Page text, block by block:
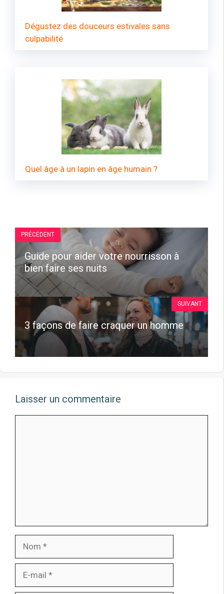
Dégustez des douceurs estivales sans
culpabilité
Quel âge à un lapin en âge humain ?
PRÉCÉDENT
Guide pour aider votre nourrisson à
bien faire ses nuits
3 façons de faire craquer un homme
SUIVANT
Laisser un commentaire